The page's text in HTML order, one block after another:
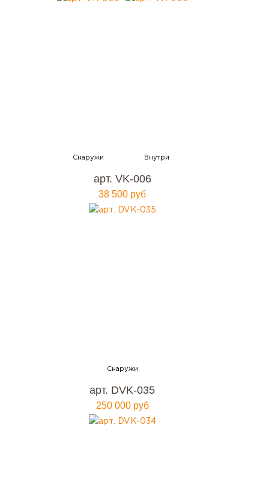
арт. VK-006
38 500 руб
арт. DVK-035
250 000 руб